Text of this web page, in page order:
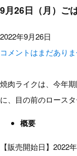
9月26日（月）ご
2022年9月26日
コメントはまだあり
焼肉ライクは、今年
に、目の前のロース
概要
【販売開始日】2022